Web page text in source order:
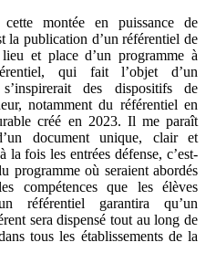
montée en puissance de
la publication d’un référentiel de
et place d’un programme à
qui fait l’objet d’un
des dispositifs de
notamment du référentiel en
créé en 2023. Il me paraît
document unique, clair et
fois les entrées défense, c’est-
programme où seraient abordés
compétences que les élèves
référentiel garantira qu’un
sera dispensé tout au long de
tous les établissements de la